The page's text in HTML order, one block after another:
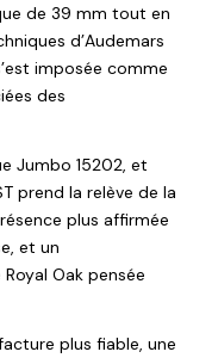
de 39 mm tout en
d’Audemars
imposée comme
des
Jumbo 15202, et
prend la relève de la
plus affirmée
et un
Oak pensée
plus fiable, une